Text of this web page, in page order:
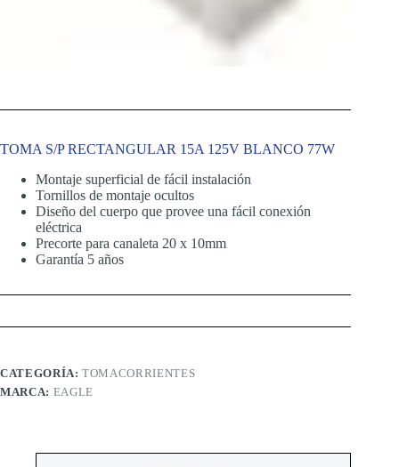
TOMA S/P RECTANGULAR 15A 125V BLANCO 77W
Montaje superficial de fácil instalación
Tornillos de montaje ocultos
Diseño del cuerpo que provee una fácil conexión
eléctrica
Precorte para canaleta 20 x 10mm
Garantía 5 años
CATEGORÍA:TOMACORRIENTES
MARCA: EAGLE